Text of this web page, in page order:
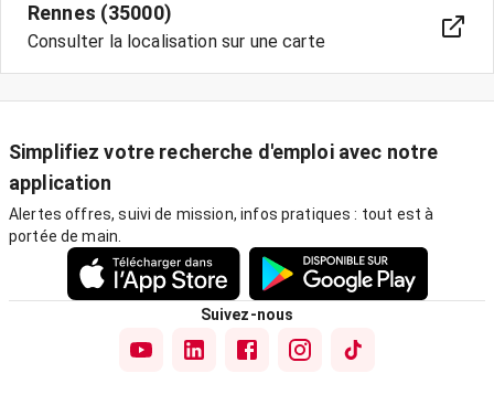
Rennes (35000)
Consulter la localisation sur une carte
Simplifiez votre recherche d'emploi avec notre
application
Alertes offres, suivi de mission, infos pratiques : tout est à
portée de main.
Suivez-nous